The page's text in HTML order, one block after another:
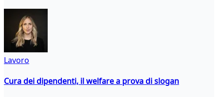
Lavoro
Cura dei dipendenti, il welfare a prova di slogan